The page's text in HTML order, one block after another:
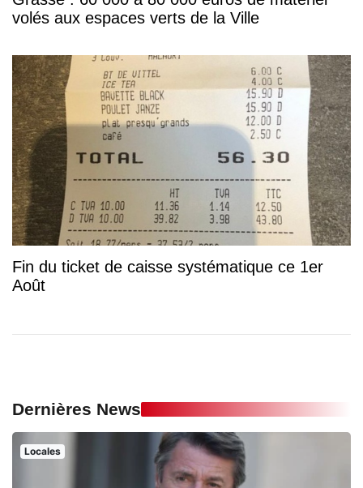
volés aux espaces verts de la Ville
Fin du ticket de caisse systématique ce 1er
Août
Dernières News
Locales